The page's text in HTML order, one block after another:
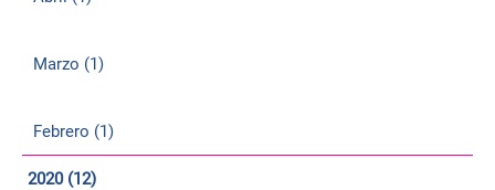
Marzo (1)
Febrero (1)
2020 (12)